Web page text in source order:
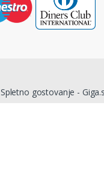
Spletno gostovanje -